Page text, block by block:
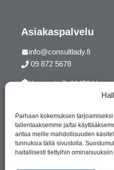
Parhaan kokemuksen
tallentaaksemme ja/tai
antaa meille mahdollisuuden
tunnuksia tällä sivustolla.
haitallisesti tiettyihin
Asiakaspalvelu
info@consultlady.fi
09 872 5678
Korsontie 7, 01450